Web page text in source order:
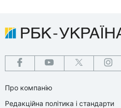
Про компанію
Редакційна політика і стандарти